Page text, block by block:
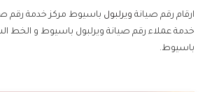
ارقام رقم صيانة ويرلبول باسيوط مركز خدمة رقم
خدمة عملاء رقم صيانة ويرلبول باسيوط و الخط
باسيوط.